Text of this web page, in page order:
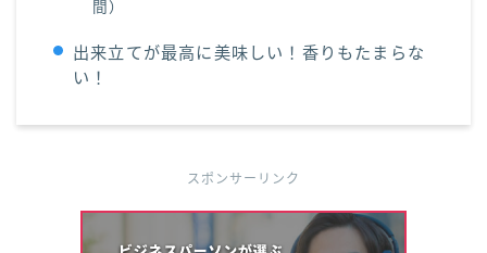
間）
出来立てが最高に美味しい！香りもたまらな
い！
スポンサーリンク